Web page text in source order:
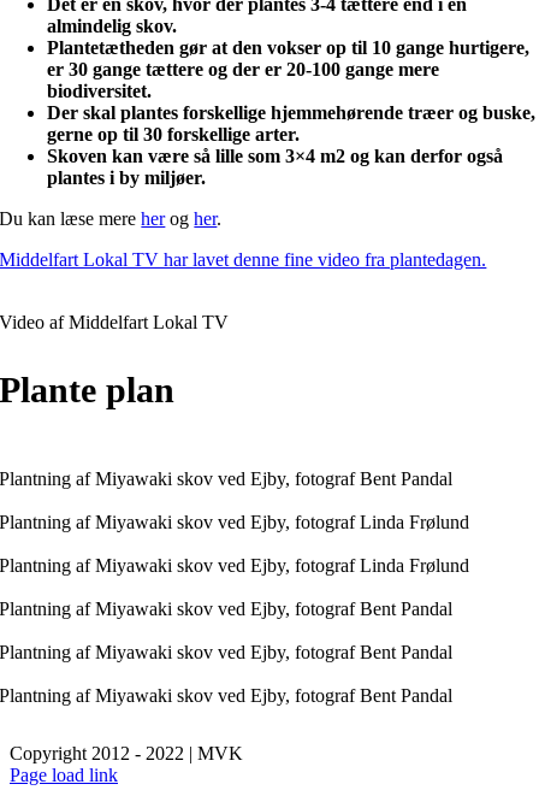
Det er en skov, hvor der plantes 3-4 tættere end i en
almindelig skov.
Plantetætheden gør at den vokser op til 10 gange hurtigere,
er 30 gange tættere og der er 20-100 gange mere
biodiversitet.
Der skal plantes forskellige hjemmehørende træer og buske,
gerne op til 30 forskellige arter.
Skoven kan være så lille som 3×4 m2 og kan derfor også
plantes i by miljøer.
Du kan læse mereherogher.
Middelfart Lokal TV har lavet denne fine video fra plantedagen.
Video af Middelfart Lokal TV
Plante plan
Plantning af Miyawaki skov ved Ejby, fotograf Bent Pandal
Plantning af Miyawaki skov ved Ejby, fotograf Linda Frølund
Plantning af Miyawaki skov ved Ejby, fotograf Linda Frølund
Plantning af Miyawaki skov ved Ejby, fotograf Bent Pandal
Plantning af Miyawaki skov ved Ejby, fotograf Bent Pandal
Plantning af Miyawaki skov ved Ejby, fotograf Bent Pandal
Copyright 2012 - 2022 | MVK
Facebook
X
Instagram
Pinterest
Page load link